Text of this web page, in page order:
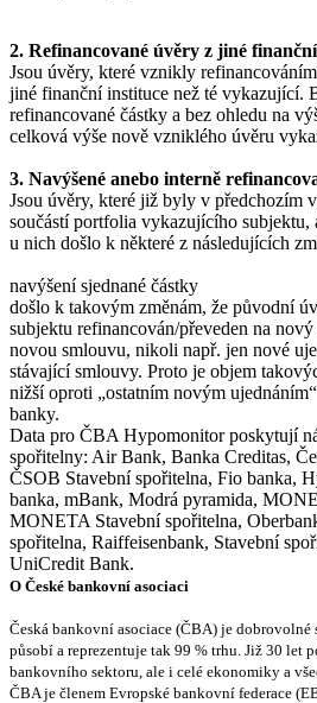
2. Refinancované úvěry z jiné
Jsou úvěry, které vznikly
jiné finanční instituce než té vykazující.
refinancované částky a bez ohledu na
celková výše nově vzniklého úvěru
3. Navýšené anebo interně
Jsou úvěry, které již byly v předchozím
součástí portfolia vykazujícího subjektu,
u nich došlo k některé z následujících
navýšení sjednané částky
došlo k takovým změnám, že původní
subjektu refinancován/převeden na
novou smlouvu, nikoli např. jen nové
stávající smlouvy. Proto je objem
nižší oproti „ostatním novým
banky.
Data pro ČBA Hypomonitor poskytují
spořitelny: Air Bank, Banka Creditas,
ČSOB Stavební spořitelna, Fio banka,
banka, mBank, Modrá pyramida,
MONETA Stavební spořitelna,
spořitelna, Raiffeisenbank, Stavební
UniCredit Bank.
O České bankovní asociaci
Česká bankovní asociace (ČBA) je dobrovolné
působí a reprezentuje tak 99 % trhu. Již 30 let
bankovního sektoru, ale i celé ekonomiky a
ČBA je členem Evropské bankovní federace